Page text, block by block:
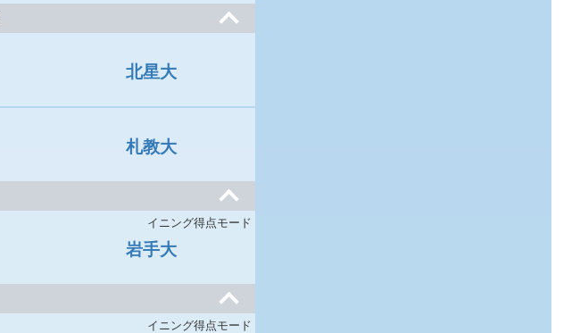
北星大
札教大
岩手大
イニング得点モード
イニング得点モード